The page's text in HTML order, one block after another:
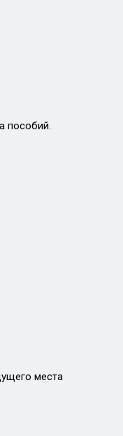
пособий.
места